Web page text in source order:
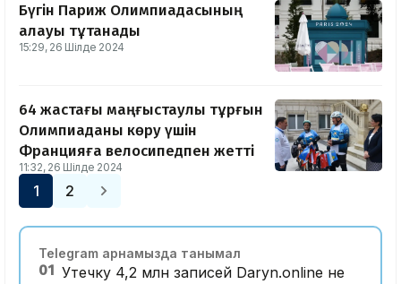
Бүгін Париж Олимпиадасының
алауы тұтанады
15:29, 26 Шілде 2024
64 жастағы маңғыстаулық тұрғын
Олимпиаданы көру үшін
Францияға велосипедпен жетті
11:32, 26 Шілде 2024
1 2
Telegram арнамызда танымал
01 Утечку 4,2 млн записей Daryn.online не